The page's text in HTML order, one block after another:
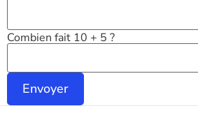
Combien fait 10 + 5 ?